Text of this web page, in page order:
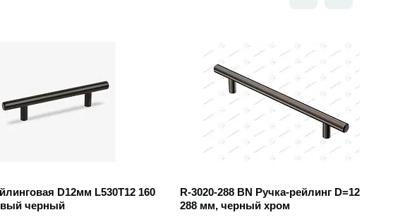
D12мм L530T12 160
черный
R-3020-288 BN Ручка-рейлинг D=12мм,
288 мм, черный хром